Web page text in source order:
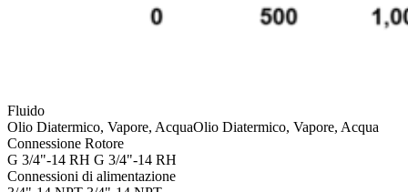
Fluido
Olio Diatermico, Vapore, AcquaOlio Diatermico, Vapore, Acqua
Connessione Rotore
G 3/4"-14 RH G 3/4"-14 RH
Connessioni di alimentazione